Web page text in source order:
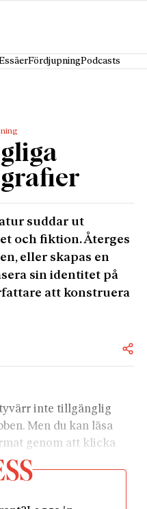
FördjupningPodcasts
suddar ut
och fiktion. Återges
eller skapas en
sin identitet på
att konstruera
inte tillgänglig
Men du kan läsa
genom att klicka